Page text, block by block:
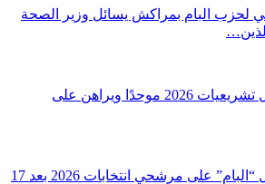
لحزب البام بمراكش يسائل وزير الصحة
المنصوري: “البام” يدخل تشريعيات 2026 موحدًا ويراهن على
كودار: توافق كامل داخل “البام” على مرشحي انتخابات 2026 بعد 17